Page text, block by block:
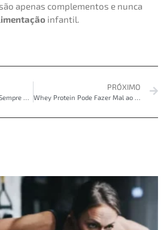
apenas complementos e nunca
infantil.
PRÓXIMO